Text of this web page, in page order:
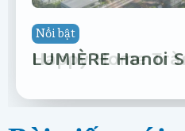
Nổi bật
Vinhomes Hải
Nổi bật
The Fullton
Nổi bật
Phân khu Vịnh
Nổi bật
Happy Home
Nổi bật
LUMIÈRE Hanoi
Nổi bật
Vinhomes
Nổi bật
Vinhomes Hải
Nổi bật
The Fullton